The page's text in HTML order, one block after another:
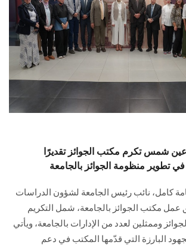
شمس تكرم مكتب الجوائز تقديرًا
في تطوير منظومة الجوائز بالجامعة
كامل، نائب رئيس الجامعة لشؤون الدراسات
عمل مكتب الجوائز بالجامعة، شمل التكريم
وممثلين لعدد من الإدارات بالجامعة، ويأتي
البارزة التي قدّمها المكتب في دعم